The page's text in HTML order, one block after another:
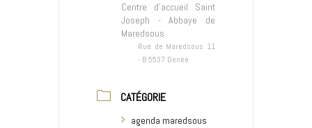
Centre d'accueil Saint
Joseph - Abbaye de
Maredsous
Rue de Maredsous 11
- B 5537 Denée
CATÉGORIE
agenda maredsous